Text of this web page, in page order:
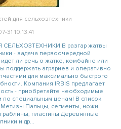
для сельхозтехники
31 10:13:41
В разгар жатвы
- задача первоочередной
ли речь о жатке, комбайне или
поддержать аграриев и оперативно
для максимально быстрого
Компания IRBIS предлагает
- приобретайте необходимые
по специальным ценам! В список
Пальцы, сегменты, ножи
пластины Деревянные
и др...